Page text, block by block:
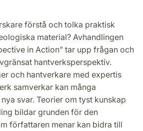
förstå och tolka praktisk
material? Avhandlingen
in Action” tar upp frågan och
hantverksperspektiv.
och hantverkare med expertis
samverkar kan många
svar. Teorier om tyst kunskap
bildar grunden för den
författaren menar kan bidra till